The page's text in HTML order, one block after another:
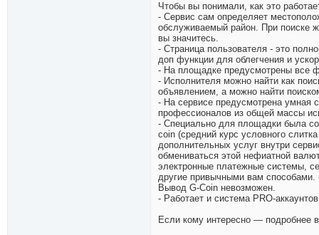
Чтобы вы понимали, как это
- Сервис сам определяет
обслуживаемый район. При поиске
вы значитесь.
- Страница пользователя - это
доп функции для облегчения и
- На площадке предусмотрены все
- Исполнителя можно найти как
объявлением, а можно найти
- На сервисе предусмотрена умная
профессионалов из общей массы
- Специально для площадки была
coin (средний курс условного
дополнительных услуг внутри
обмениваться этой нефиатной
электронные платежные системы,
другие привычными вам способами.
Вывод G-Coin невозможен.
- Работает и система PRO-
Если кому интересно — подробнее